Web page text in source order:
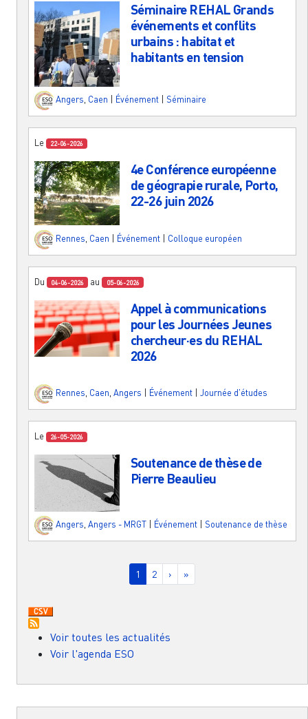
Séminaire REHAL Grands
événements et conflits
urbains : habitat et
habitants en tension
Angers, Caen Événement Séminaire
Le 22-06-2026
4e Conférence européenne
de géograpie rurale, Porto,
22-26 juin 2026
Rennes Caen Événement Colloque européen
Du 04-06-2026 au 05-06-2026
Appel à communications
pour les Journées Jeunes
chercheur·es du REHAL
2026
Rennes Caen Angers Événement Journée d'études
Le 26-05-2026
Soutenance de thèse de
Pierre Beaulieu
Angers Angers - MRGT Événement Soutenance de thèse
Page courante
1 Page
2 Page suivante
› Dernière page
»
Voir toutes les actualités
Voir l'agenda ESO